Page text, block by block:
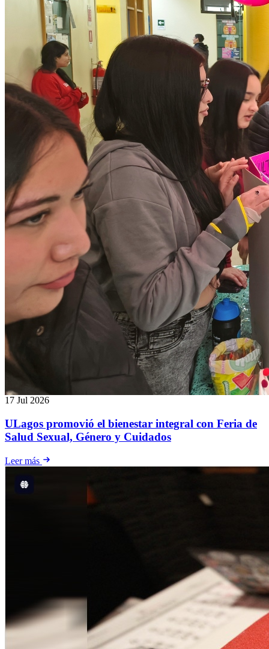
17 Jul 2026
ULagos promovió el bienestar integral con Feria de
Salud Sexual, Género y Cuidados
Leer más